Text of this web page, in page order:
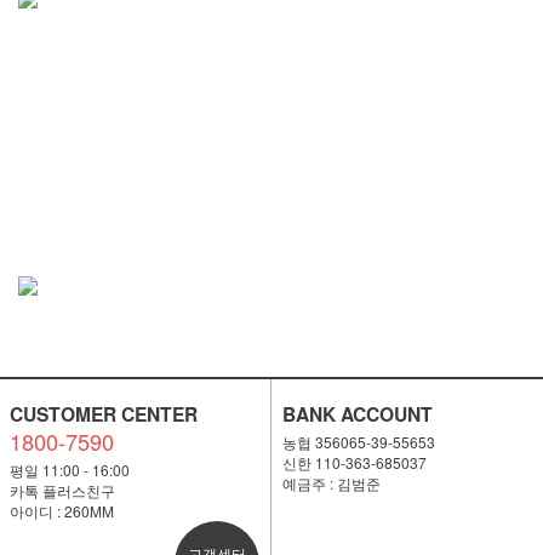
CUSTOMER CENTER
1800-7590
평일 11:00 - 16:00
카톡 플러스친구
아이디 : 260MM
BANK ACCOUNT
농협 356065-39-55653
신한 110-363-685037
예금주 : 김범준